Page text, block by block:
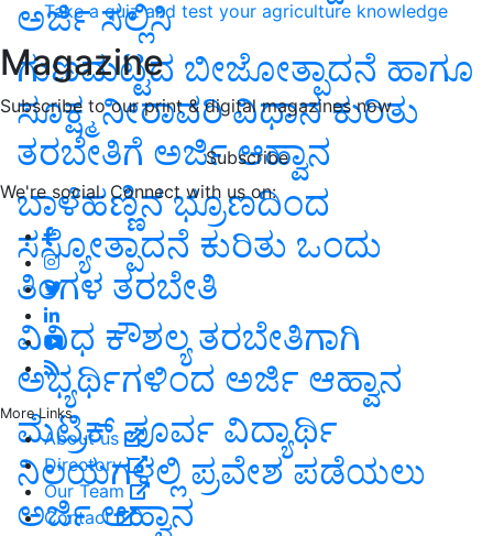
Take a quiz and test your agriculture knowledge
Magazine
Subscribe to our print & digital magazines now
Subscribe
We're social. Connect with us on:
More Links
About us
Directory
Our Team
Contact
ಅರ್ಜಿ ಸಲ್ಲಿಸಿ
ಗುಣಮಟ್ಟದ ಬೀಜೋತ್ಪಾದನೆ ಹಾಗೂ
ಸೂಕ್ಷ್ಮ ನೀರಾವರಿ ವಿಧಾನ ಕುರಿತು
ತರಬೇತಿಗೆ ಅರ್ಜಿ ಆಹ್ವಾನ
ಬಾಳೆಹಣ್ಣಿನ ಭ್ರೂಣದಿಂದ
ಸಸ್ಯೋತ್ಪಾದನೆ ಕುರಿತು ಒಂದು
ತಿಂಗಳ ತರಬೇತಿ
ವಿವಿಧ ಕೌಶಲ್ಯ ತರಬೇತಿಗಾಗಿ
ಅಭ್ಯರ್ಥಿಗಳಿಂದ ಅರ್ಜಿ ಆಹ್ವಾನ
ಮೆಟ್ರಿಕ್ ಪೂರ್ವ ವಿದ್ಯಾರ್ಥಿ
ನಿಲಯಗಳಲ್ಲಿ ಪ್ರವೇಶ ಪಡೆಯಲು
ಅರ್ಜಿ ಆಹ್ವಾನ